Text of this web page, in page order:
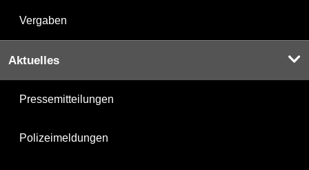
Vergaben
Aktuelles
Pressemitteilungen
Polizeimeldungen